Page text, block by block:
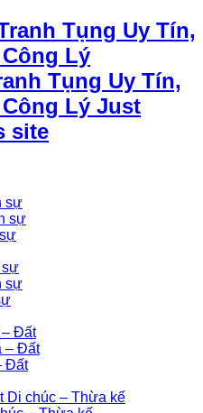
Tụng Uy Tín,
Lý Just
site
sự
sự
sự
sự
– Đất
– Đất
Đất
Di chúc – Thừa kế